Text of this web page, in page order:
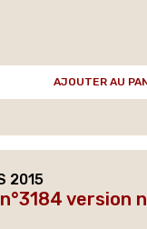
AJOUTER AU
2015
version